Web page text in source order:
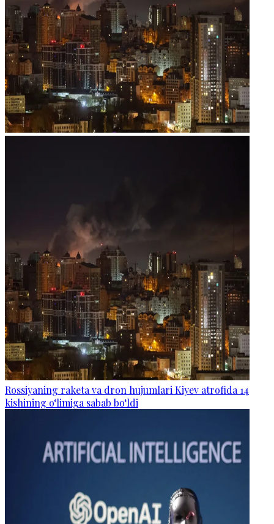
Rossiyaning raketa va dron hujumlari Kiyev atrofida 14
kishining o‘limiga sabab bo‘ldi